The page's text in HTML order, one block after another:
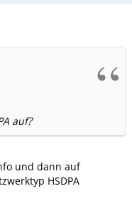
auf?
und dann auf
HSDPA